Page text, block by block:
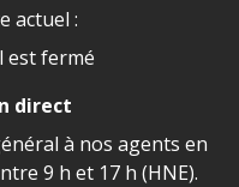
actuel :
est fermé
direct
à nos agents en
9 h et 17 h (HNE).